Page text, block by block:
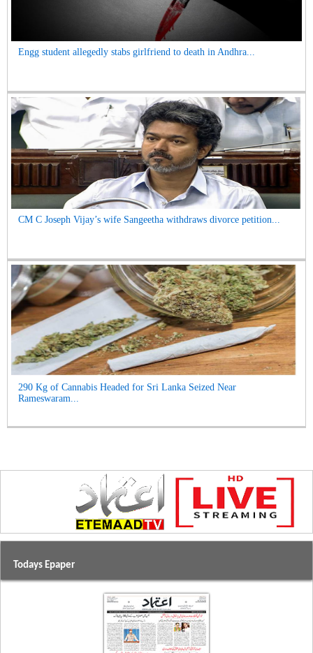
Engg student allegedly stabs girlfriend to death in Andhra...
CM C Joseph Vijay’s wife Sangeetha withdraws divorce petition...
290 Kg of Cannabis Headed for Sri Lanka Seized Near
Rameswaram...
Todays Epaper